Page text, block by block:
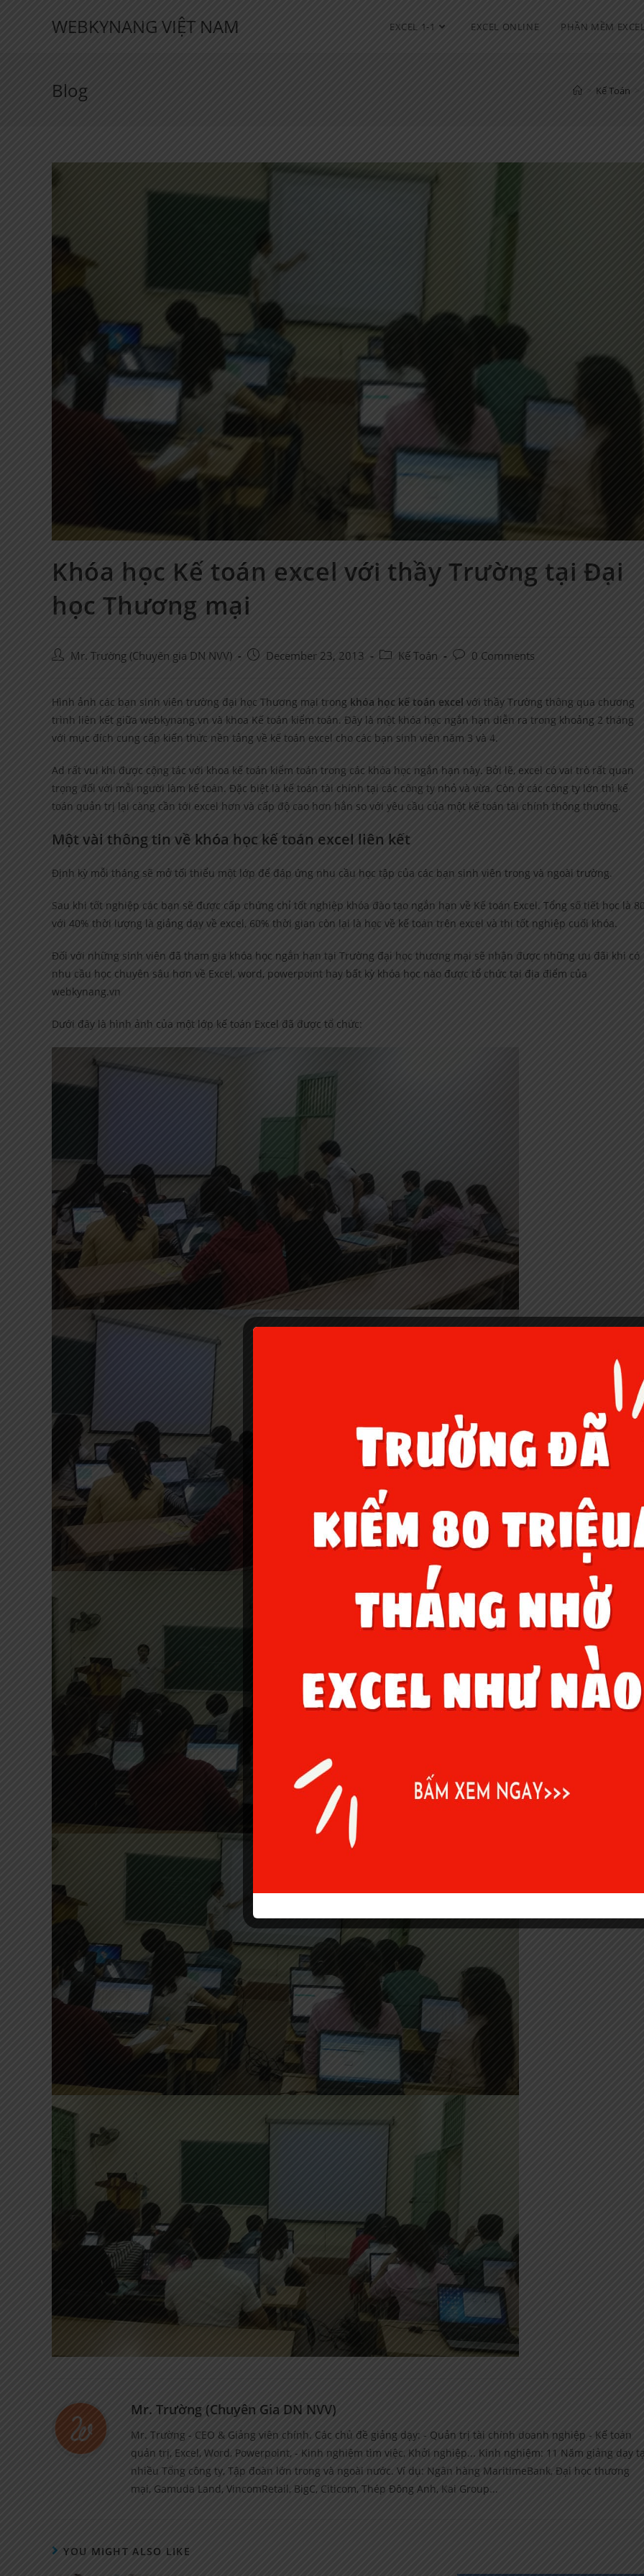
WEBKYNANG VIỆT NAM EXCEL 1-1 EXCEL ONLINE PHẦN MỀM
Blog Kế Toán
Khóa học Kế toán excel với thầy Trường tại Đại
học Thương mại
Post Mr. Trường (Chuyên gia DN NVV)
Post December 23, 2013
Post Kế Toán
Post 0 Comments
Hình ảnh các bạn sinh viên trường đại học Thương mại trong khóa học kế toán excel với thầy Trường thông qua chương
trình liên kết giữa webkynang.vn và khoa Kế toán kiểm toán. Đây là một khóa học ngắn hạn diễn ra trong khoảng 2 tháng
với mục đích cung cấp kiến thức nền tảng về kế toán excel cho các bạn sinh viên năm 3 và 4.
Ad rất vui khi được cộng tác với khoa kế toán kiểm toán trong các khóa học ngắn hạn này. Bởi lẽ, excel có vai trò rất quan
trọng đối với mỗi người làm kế toán. Đặc biệt là kế toán tài chính tại các công ty nhỏ và vừa. Còn ở các công ty lớn thì kế
toán quản trị lại càng cần tới excel hơn và cấp độ cao hơn hẳn so với yêu cầu của một kế toán tài chính thông thường.
Một vài thông tin về khóa học kế toán excel liên kết
Định kỳ mỗi tháng sẽ mở tối thiểu một lớp để đáp ứng nhu cầu học tập của các bạn sinh viên trong và ngoài trường.
Sau khi tốt nghiệp các bạn sẽ được cấp chứng chỉ tốt nghiệp khóa đào tạo ngắn hạn về Kế toán Excel. Tổng số tiết học là
với 40% thời lượng là giảng dạy về excel, 60% thời gian còn lại là học về kế toán trên excel và thi tốt nghiệp cuối khóa.
Đối với những sinh viên đã tham gia khóa học ngắn hạn tại Trường đại học thương mại sẽ nhận được những ưu đãi khi có
nhu cầu học chuyên sâu hơn về Excel, word, powerpoint hay bất kỳ khóa học nào được tổ chức tại địa điểm của
webkynang.vn
Dưới đây là hình ảnh của một lớp kế toán Excel đã được tổ chức:
Mr. Trường (Chuyên Gia DN NVV)
Mr. Trường - CEO & Giảng viên chính. Các chủ đề giảng dạy: - Quản trị tài chính doanh nghiệp - Kế toán
quản trị, Excel, Word, Powerpoint, - Kinh nghiệm tìm việc, Khởi nghiệp... Kinh nghiệm: 11 Năm giảng dạy
nhiều Tổng công ty, Tập đoàn lớn trong và ngoài nước. Ví dụ: Ngân hàng MaritimeBank, Đại học thương
mại, Gamuda Land, VincomRetail, BigC, Citicom, Thép Đông Anh, Kai Group...
YOU MIGHT ALSO LIKE